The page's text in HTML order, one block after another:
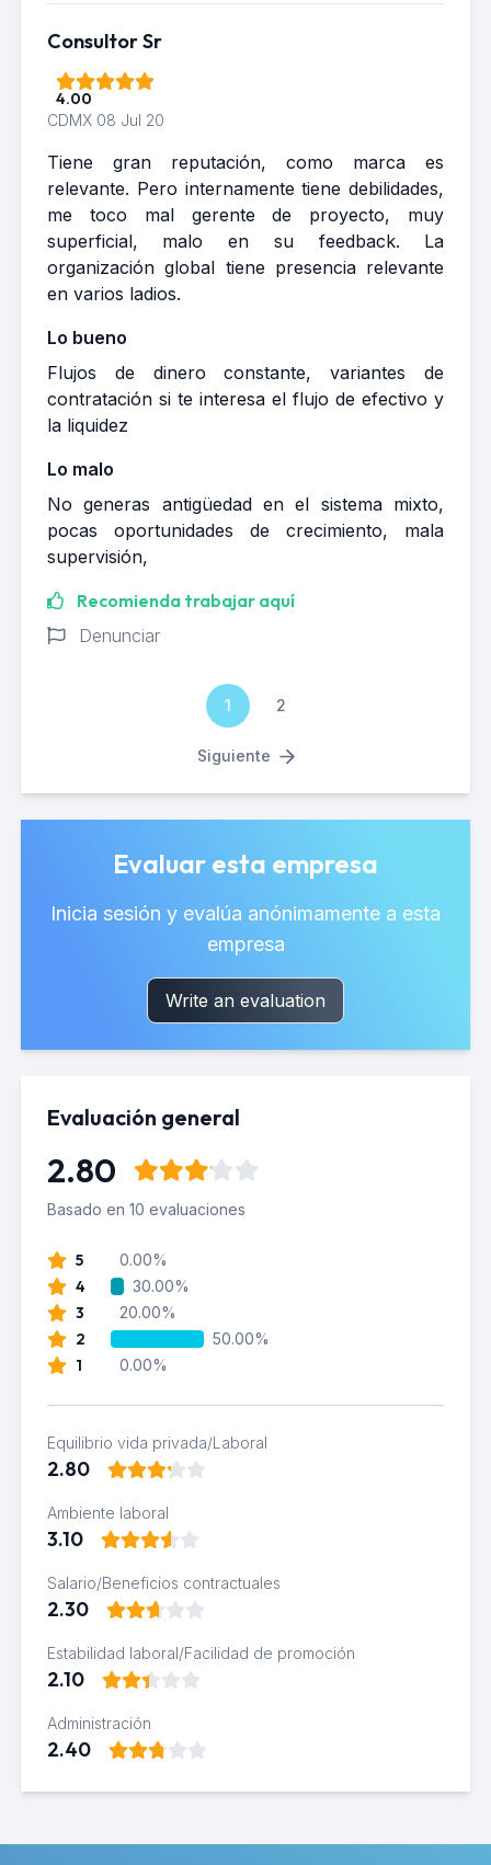
Consultor Sr
4.00
CDMX 08 Jul 20
Tiene gran reputación, como marca es
relevante. Pero internamente tiene debilidades,
me toco mal gerente de proyecto, muy
superficial, malo en su feedback. La
organización global tiene presencia relevante
en varios ladios.
Lo bueno
Flujos de dinero constante, variantes de
contratación si te interesa el flujo de efectivo y
la liquidez
Lo malo
No generas antigüedad en el sistema mixto,
pocas oportunidades de crecimiento, mala
supervisión,
Recomienda trabajar aquí
Denunciar
1 2
Siguiente
Evaluar esta empresa
Inicia sesión y evalúa anónimamente a esta
empresa
Write an evaluation
Evaluación general
2.80
Basado en 10 evaluaciones
5 0.00%
4 30.00%
3 20.00%
2 50.00%
1 0.00%
Equilibrio vida privada/Laboral
2.80
Ambiente laboral
3.10
Salario/Beneficios contractuales
2.30
Estabilidad laboral/Facilidad de promoción
2.10
Administración
2.40